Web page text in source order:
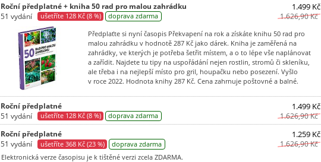
Roční předplatné + kniha 50 rad pro malou zahrádku
51 vydání ušetříte 128 Kč (8 %) doprava zdarma
1.499 Kč
1.626,90 Kč
Předplaťte si nyní časopis Překvapení na rok a získáte knihu 50 rad pro
malou zahrádku v hodnotě 287 Kč jako dárek. Kniha je zaměřená na
zahrádky, ve kterých je potřeba šetřit místem, a o to lépe vše naplánovat
a zařídit. Najdete tu tipy na uspořádání nejen rostlin, stromů či skleníku,
ale třeba i na nejlepší místo pro gril, houpačku nebo posezení. Vyšlo
v roce 2022. Hodnota knihy 287 Kč. Cena zahrnuje poštovné a balné.
Roční předplatné
51 vydání ušetříte 128 Kč (8 %) doprava zdarma
1.499 Kč
1.626,90 Kč
Roční předplatné
51 vydání ušetříte 368 Kč (23 %) doprava zdarma
1.259 Kč
1.626,90 Kč
Elektronická verze časopisu je k tištěné verzi zcela ZDARMA.